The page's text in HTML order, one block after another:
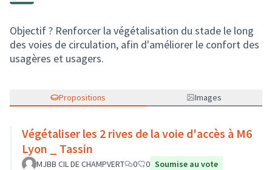
Objectif ? Renforcer la végétalisation du stade le long
des voies de circulation, afin d'améliorer le confort des
usagères et usagers.
Propositions Images
Végétaliser les 2 rives de la voie d'accès à M6
Lyon _ Tassin
MJBB CIL DE CHAMPVERT 0 0 Soumise au vote